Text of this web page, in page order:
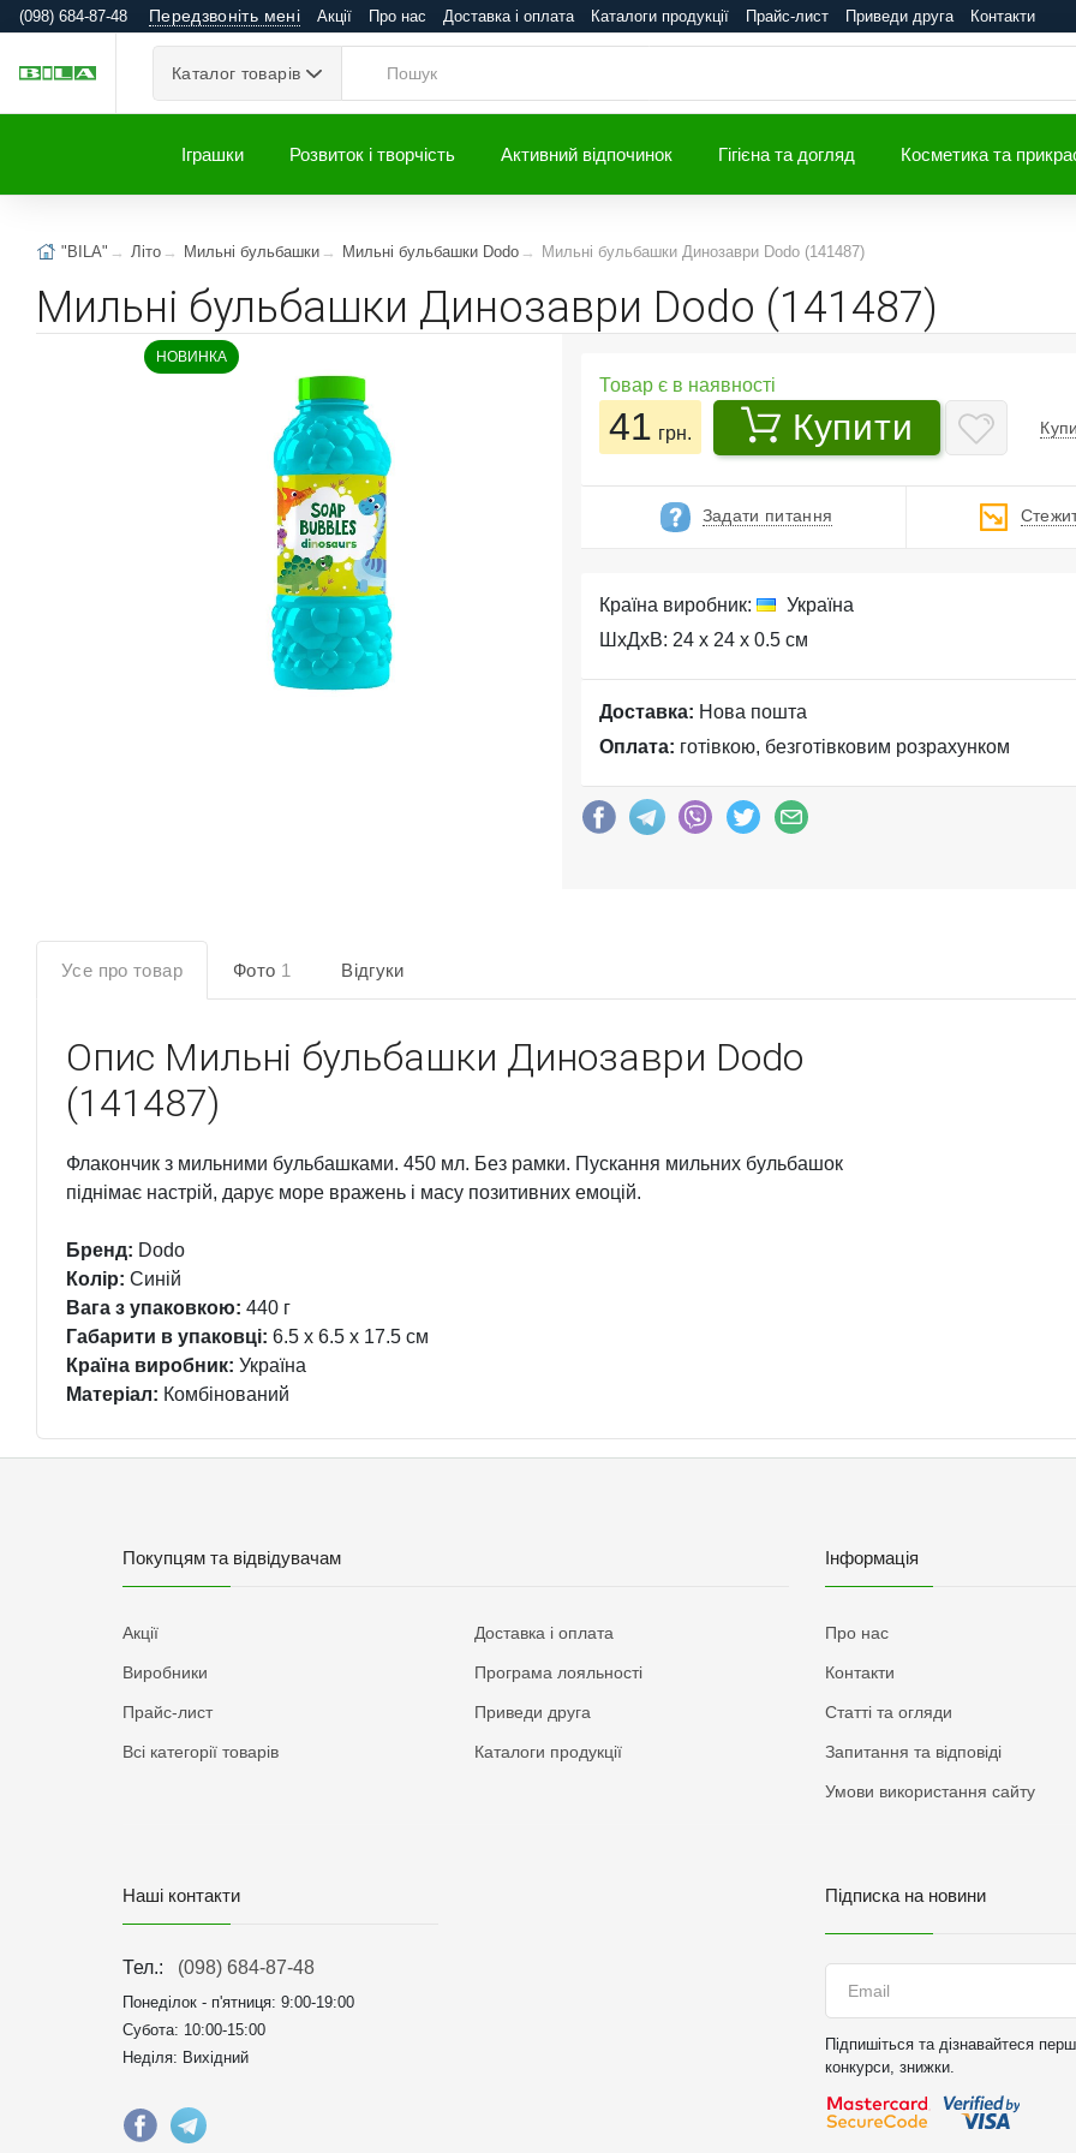
(098) 684-87-48 Передзвоніть мені Акції Про нас Доставка і оплата Каталоги продукції Прайс-лист Приведи друга Контакти
Каталог товарів
Іграшки Розвиток і творчість Активний відпочинок Гігієна та догляд Косметика та
"BILA" Літо Мильні бульбашки Мильні бульбашки Dodo Мильні бульбашки Динозаври Dodo (141487)
Мильні бульбашки Динозаври Dodo (141487)
НОВИНКА
Товар є в наявності
41 грн. Купити
Задати питання
Країна виробник:
Україна
ШхДхВ: 24 x 24 x 0.5 см
Доставка: Нова пошта
Оплата: готівкою, безготівковим розрахунком
Усе про товар Фото 1 Відгуки
Опис Мильні бульбашки Динозаври Dodo
(141487)
Флакончик з мильними бульбашками. 450 мл. Без рамки. Пускання мильних бульбашок
піднімає настрій, дарує море вражень і масу позитивних емоцій.
Бренд: Dodo
Колір: Синій
Вага з упаковкою: 440 г
Габарити в упаковці: 6.5 x 6.5 x 17.5 см
Країна виробник: Україна
Матеріал: Комбінований
Покупцям та відвідувачам
Акції
Виробники
Прайс-лист
Всі категорії товарів
Доставка і оплата
Програма лояльності
Приведи друга
Каталоги продукції
Інформація
Про нас
Контакти
Статті та огляди
Запитання та відповіді
Умови використання сайту
Наші контакти
Тел.: (098) 684-87-48
Понеділок - п'ятниця: 9:00-19:00
Субота: 10:00-15:00
Неділя: Вихідний
Підписка на новини
Підпишіться та дізнавайтеся
конкурси, знижки.